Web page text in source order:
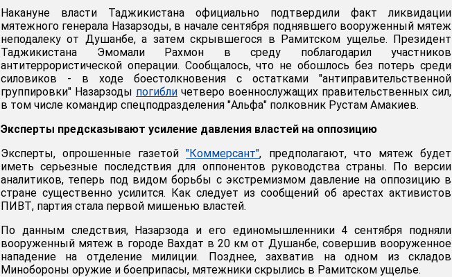
Накануне власти Таджикистана официально подтвердили факт ликвидации
мятежного генерала Назарзоды, в начале сентября поднявшего вооруженный мятеж
неподалеку от Душанбе, а затем скрывшегося в Рамитском ущелье. Президент
Таджикистана Эмомали Рахмон в среду поблагодарил участников
антитеррористической операции. Сообщалось, что не обошлось без потерь среди
силовиков - в ходе боестолкновения с остатками "антиправительственной
группировки" Назарзоды погибли четверо военнослужащих правительственных сил,
в том числе командир спецподразделения "Альфа" полковник Рустам Амакиев.
Эксперты предсказывают усиление давления властей на оппозицию
Эксперты, опрошенные газетой"Коммерсант", предполагают, что мятеж будет
иметь серьезные последствия для оппонентов руководства страны. По версии
аналитиков, теперь под видом борьбы с экстремизмом давление на оппозицию в
стране существенно усилится. Как следует из сообщений об арестах активистов
ПИВТ, партия стала первой мишенью властей.
По данным следствия, Назарзода и его единомышленники 4 сентября подняли
вооруженный мятеж в городе Вахдат в 20 км от Душанбе, совершив вооруженное
нападение на отделение милиции. Позднее, захватив на одном из складов
Минобороны оружие и боеприпасы, мятежники скрылись в Рамитском ущелье.